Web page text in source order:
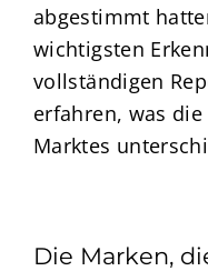
abgestimmt
wichtigsten
vollständigen
erfahren, was
Marktes
Die Marken,